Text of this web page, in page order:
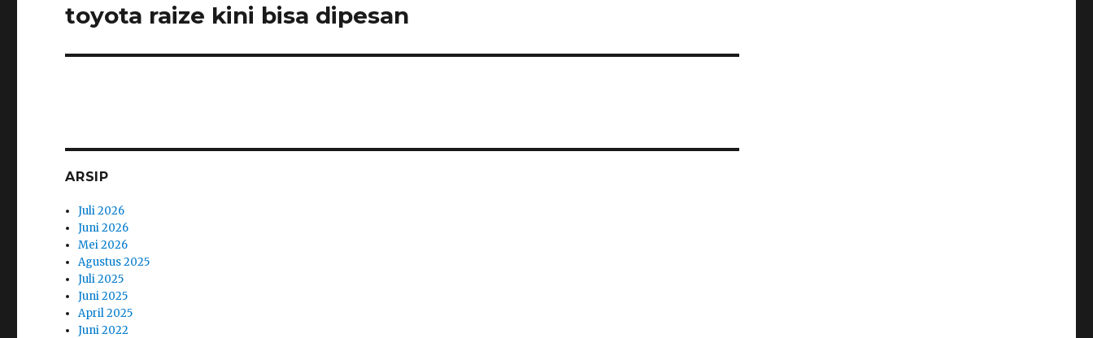
Next
toyota raize kini bisa dipesan
ARSIP
Juli 2026
Juni 2026
Mei 2026
Agustus 2025
Juli 2025
Juni 2025
April 2025
Juni 2022